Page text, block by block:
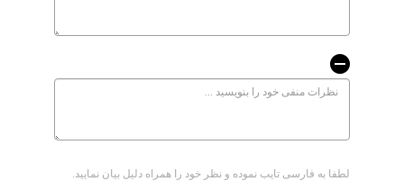
لطفا به فارسی تایب نموده و نظر خود را همراه دلیل بیان نمایید.